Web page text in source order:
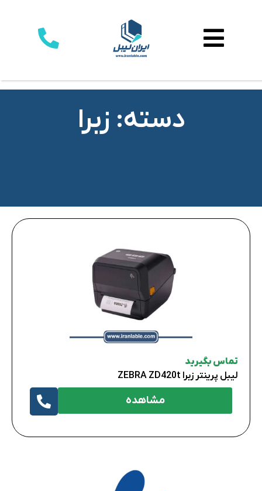
دسته: زبرا
تماس بگیرید
لیبل پرینتر زبرا ZEBRA ZD420t
مشاهده